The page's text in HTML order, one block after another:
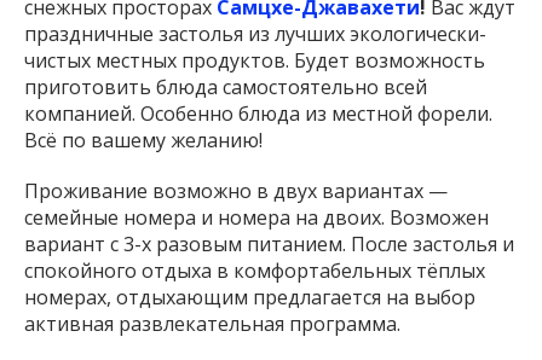
снежных просторах Самцхе-Джавахети! Вас ждут
праздничные застолья из лучших экологически-
чистых местных продуктов. Будет возможность
приготовить блюда самостоятельно всей
компанией. Особенно блюда из местной форели.
Всё по вашему желанию!
Проживание возможно в двух вариантах —
семейные номера и номера на двоих. Возможен
вариант с 3-х разовым питанием. После застолья и
спокойного отдыха в комфортабельных тёплых
номерах, отдыхающим предлагается на выбор
активная развлекательная программа.